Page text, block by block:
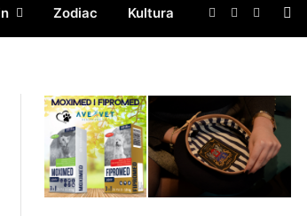
Zodiac Kultura Facebook
X
(Twitter)
Instagram